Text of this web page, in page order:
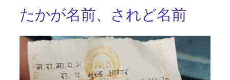
たかが名前、されど名前